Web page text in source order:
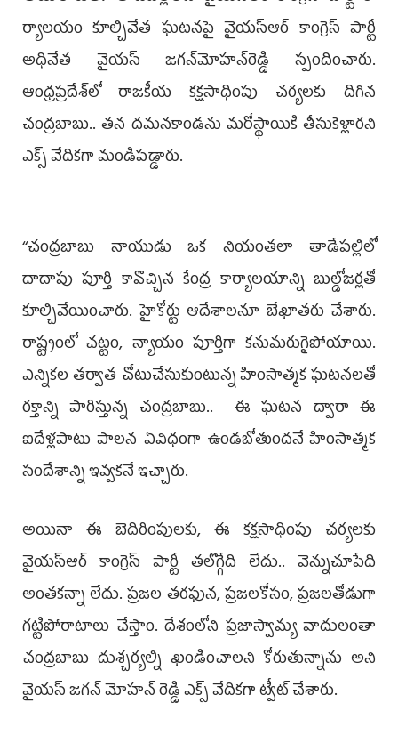
ర్యాలయం కూల్చివేత ఘటనపై వైయ‌స్ఆర్ కాంగ్రెస్ పార్టీ
అధినేత వైయ‌స్‌ జగన్‌మోహన్‌రెడ్డి స్పందించారు.
ఆంధ్రప్రదేశ్‌లో రాజకీయ కక్షసాధింపు చర్యలకు దిగిన
చంద్రబాబు.. తన దమనకాండను మరోస్థాయికి తీసుకెళ్లారని
ఎక్స్‌ వేదికగా మండిపడ్డారు.
‘‘చంద్రబాబు నాయుడు ఒక నియంతలా తాడేపల్లిలో
దాదాపు పూర్తి కావొచ్చిన కేంద్ర కార్యాలయాన్ని బుల్డోజర్లతో
కూల్చివేయించారు. హైకోర్టు ఆదేశాలనూ బేఖాతరు చేశారు.
రాష్ట్రంలో చట్టం, న్యాయం పూర్తిగా కనుమరుగైపోయాయి.
ఎన్నికల తర్వాత చోటుచేసుకుంటున్న హింసాత్మక ఘటనలతో
రక్తాన్ని పారిస్తున్న చంద్రబాబు.. ఈ ఘటన ద్వారా ఈ
ఐదేళ్లపాటు పాలన ఏవిధంగా ఉండబోతుందనే హింసాత్మక
సందేశాన్ని ఇవ్వకనే ఇచ్చారు.
అయినా ఈ బెదిరింపులకు, ఈ కక్షసాధింపు చర్యలకు
వైయ‌స్ఆర్ కాంగ్రెస్ పార్టీ తలొగ్గేది లేదు.. వెన్నుచూపేది
అంతకన్నా లేదు. ప్రజల తరఫున, ప్రజలకోసం, ప్రజలతోడుగా
గట్టిపోరాటాలు చేస్తాం. దేశంలోని ప్రజాస్వామ్య వాదులంతా
చంద్రబాబు దుశ్చర్యల్ని ఖండించాలని కోరుతున్నాను అని
వైయ‌స్‌ జగన్ మోహ‌న్ రెడ్డి ఎక్స్‌ వేదికగా ట్వీట్‌ చేశారు.